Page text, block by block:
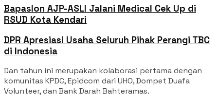
Bapaslon AJP-ASLI Jalani Medical Cek Up di
RSUD Kota Kendari
DPR Apresiasi Usaha Seluruh Pihak Perangi TBC
di Indonesia
Dan tahun ini merupakan kolaborasi pertama dengan
komunitas KPDC, Epidcom dari UHO, Dompet Duafa
Volunteer, dan Bank Darah Bahteramas.